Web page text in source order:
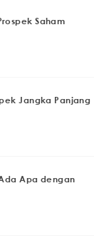
Saham
Jangka Panjang
Ada Apa dengan